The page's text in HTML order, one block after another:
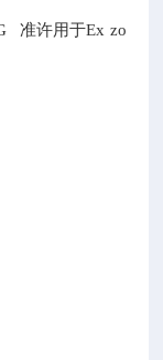
准许用于Ex zo